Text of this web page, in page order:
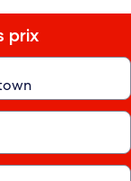
prix